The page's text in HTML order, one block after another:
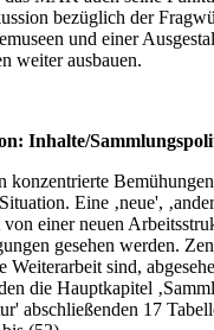
bezüglich der
und einer
weiter ausbauen.
Inhalte/
konzentrierte
Eine ‚neue',
einer neuen
gesehen werden.
Weiterarbeit sind,
die Hauptkapitel
abschließenden 17